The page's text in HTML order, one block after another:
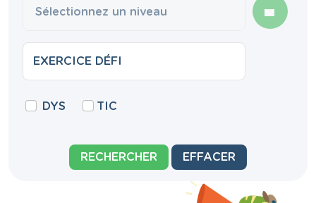
DYS TIC
RECHERCHER EFFACER